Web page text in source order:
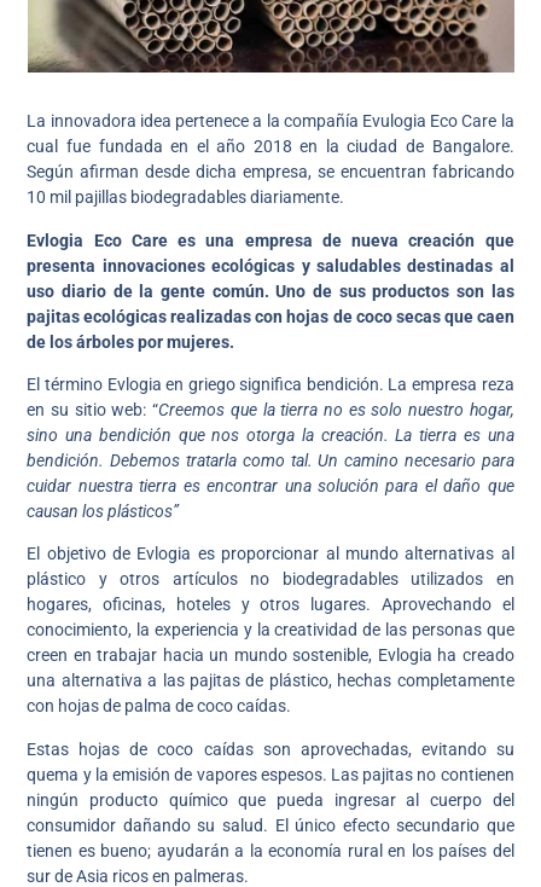
La innovadora idea pertenece a la compañía Evulogia Eco Care la
cual fue fundada en el año 2018 en la ciudad de Bangalore.
Según afirman desde dicha empresa, se encuentran fabricando
10 mil pajillas biodegradables diariamente.
Evlogia Eco Care es una empresa de nueva creación que
presenta innovaciones ecológicas y saludables destinadas al
uso diario de la gente común. Uno de sus productos son las
pajitas ecológicas realizadas con hojas de coco secas que caen
de los árboles por mujeres.
El término Evlogia en griego significa bendición. La empresa reza
en su sitio web: “Creemos que la tierra no es solo nuestro hogar,
sino una bendición que nos otorga la creación. La tierra es una
bendición. Debemos tratarla como tal. Un camino necesario para
cuidar nuestra tierra es encontrar una solución para el daño que
causan los plásticos”
El objetivo de Evlogia es proporcionar al mundo alternativas al
plástico y otros artículos no biodegradables utilizados en
hogares, oficinas, hoteles y otros lugares. Aprovechando el
conocimiento, la experiencia y la creatividad de las personas que
creen en trabajar hacia un mundo sostenible, Evlogia ha creado
una alternativa a las pajitas de plástico, hechas completamente
con hojas de palma de coco caídas.
Estas hojas de coco caídas son aprovechadas, evitando su
quema y la emisión de vapores espesos. Las pajitas no contienen
ningún producto químico que pueda ingresar al cuerpo del
consumidor dañando su salud. El único efecto secundario que
tienen es bueno; ayudarán a la economía rural en los países del
sur de Asia ricos en palmeras.